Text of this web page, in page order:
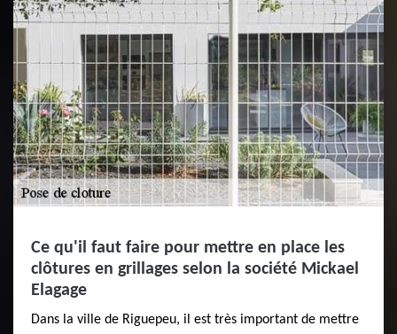
Ce qu'il faut faire pour mettre en place les
clôtures en grillages selon la société Mickael
Elagage
Dans la ville de Riguepeu, il est très important de mettre